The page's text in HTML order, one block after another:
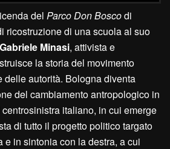
del Parco Don Boscodi
ricostruzione di una scuola al suo
Gabriele Minasi, attivista e
la storia del movimento
delle autorità. Bologna diventa
del cambiamento antropologico in
italiano, in cui emerge
di tutto il progetto politico targato
e in sintonia con la destra, a cui